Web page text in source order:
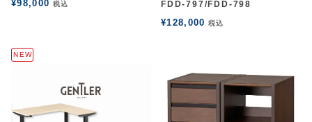
¥98,000 税込
FDD-797/FDD-798
¥128,000 税込
NEW